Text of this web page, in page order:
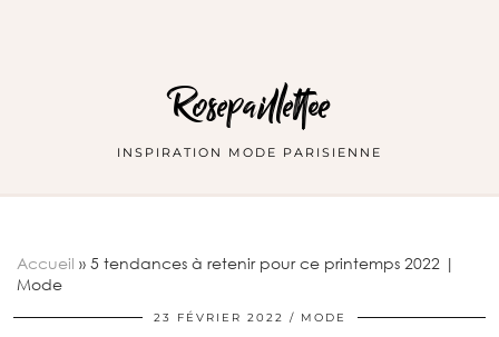
Rosepaillettee
INSPIRATION MODE PARISIENNE
Accueil » 5 tendances à retenir pour ce printemps 2022 |
Mode
23 FÉVRIER 2022 MODE